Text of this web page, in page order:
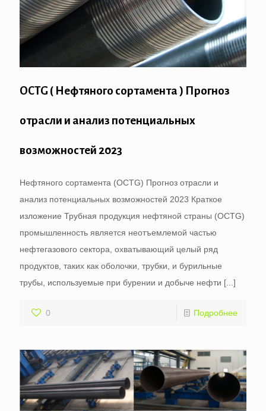
OCTG ( Нефтяного сортамента ) Прогноз
отрасли и анализ потенциальных
возможностей 2023
Нефтяного сортамента (OCTG) Прогноз отрасли и
анализ потенциальных возможностей 2023 Краткое
изложение Трубная продукция нефтяной страны (OCTG)
промышленность является неотъемлемой частью
нефтегазового сектора, охватывающий целый ряд
продуктов, таких как оболочки, трубки, и бурильные
трубы, используемые при бурении и добыче нефти [...]
0 Подробнее